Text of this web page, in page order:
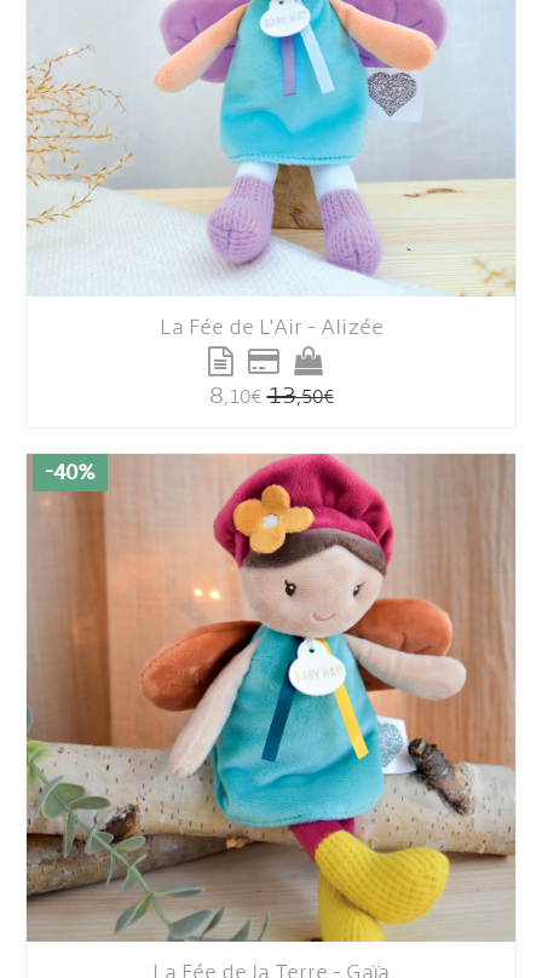
La Fée de L'Air - Alizée
8 ,10€ 13,50€
-40%
La Fée de la Terre - Gaïa